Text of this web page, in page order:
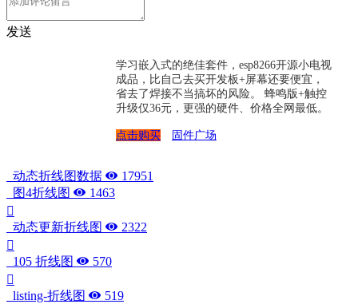
发送
学习嵌入式的绝佳套件，esp8266开源小电视
成品，比自己去买开发板+屏幕还要便宜，
省去了焊接不当搞坏的风险。 蜂鸣版+触控
升级仅36元，更强的硬件、价格全网最低。
点击购买 固件广场
动态折线图数据
17951
图4折线图
1463
动态更新折线图 2322
105 折线图 570
listing-折线图 519